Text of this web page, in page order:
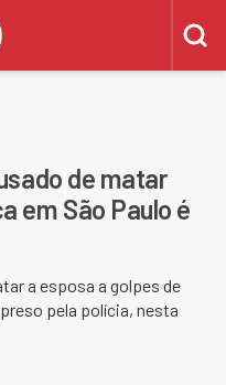
de matar
em São Paulo é
a esposa a golpes de
pela polícia, nesta